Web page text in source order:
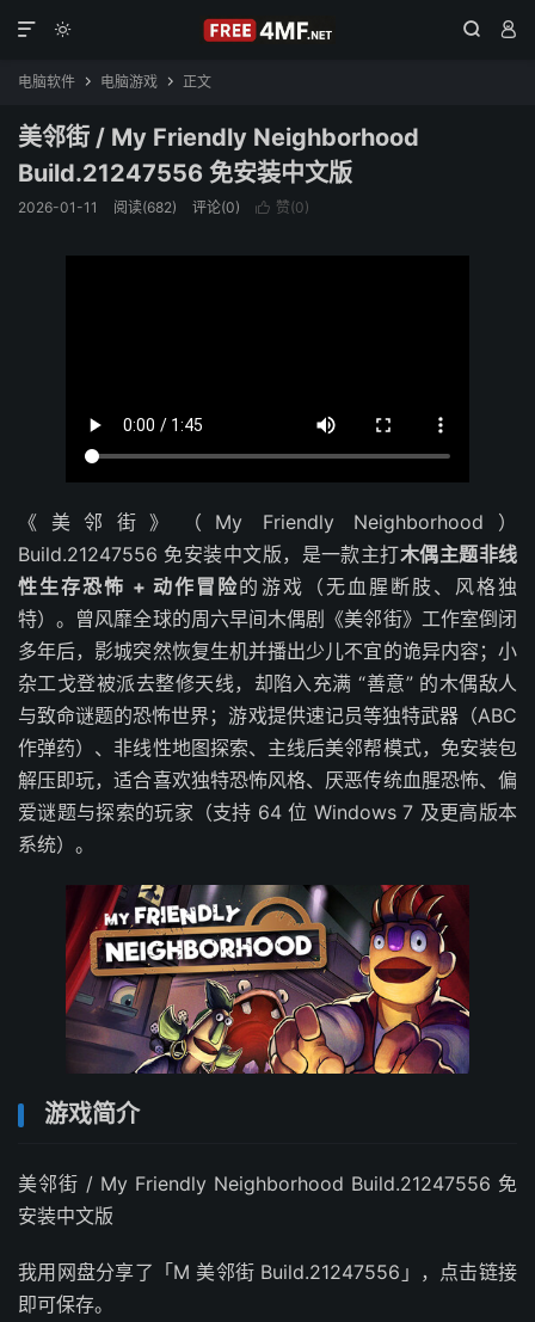
  

电脑软件  电脑游戏  正文
美邻街 / My Friendly Neighborhood
Build.21247556 免安装中文版
2026-01-11 阅读(682) 评论(0)  赞(0)
《美邻街》（My Friendly Neighborhood）
Build.21247556 免安装中文版，是一款主打木偶主题非线
性生存恐怖 + 动作冒险的游戏（无血腥断肢、风格独
特）。曾风靡全球的周六早间木偶剧《美邻街》工作室倒闭
多年后，影城突然恢复生机并播出少儿不宜的诡异内容；小
杂工戈登被派去整修天线，却陷入充满 “善意” 的木偶敌人
与致命谜题的恐怖世界；游戏提供速记员等独特武器（ABC
作弹药）、非线性地图探索、主线后美邻帮模式，免安装包
解压即玩，适合喜欢独特恐怖风格、厌恶传统血腥恐怖、偏
爱谜题与探索的玩家（支持 64 位 Windows 7 及更高版本
系统）。
游戏简介
美邻街 / My Friendly Neighborhood Build.21247556 免
安装中文版
我用网盘分享了「M 美邻街 Build.21247556」，点击链接
即可保存。